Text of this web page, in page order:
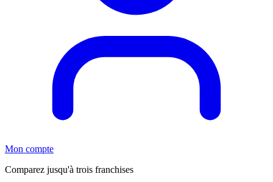
Mon compte
Comparez jusqu'à trois franchises